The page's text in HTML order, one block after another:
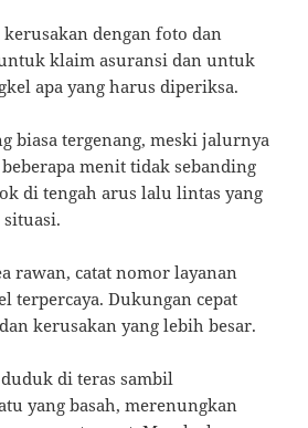
dengan foto dan
klaim asuransi dan untuk
apa yang harus diperiksa.
biasa tergenang, meski jalurnya
menit tidak sebanding
di tengah arus lalu lintas yang
rawan, catat nomor layanan
terpercaya. Dukungan cepat
kerusakan yang lebih besar.
di teras sambil
yang basah, merenungkan